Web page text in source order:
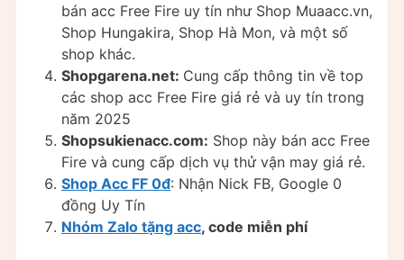
bán acc Free Fire uy tín như Shop Muaacc.vn,
Shop Hungakira, Shop Hà Mon, và một số
shop khác.
Shopgarena.net: Cung cấp thông tin về top
các shop acc Free Fire giá rẻ và uy tín trong
năm 2025
Shopsukienacc.com: Shop này bán acc Free
Fire và cung cấp dịch vụ thử vận may giá rẻ.
Shop Acc FF 0đ: Nhận Nick FB, Google 0
đồng Uy Tín
Nhóm Zalo tặng acc, code miễn phí